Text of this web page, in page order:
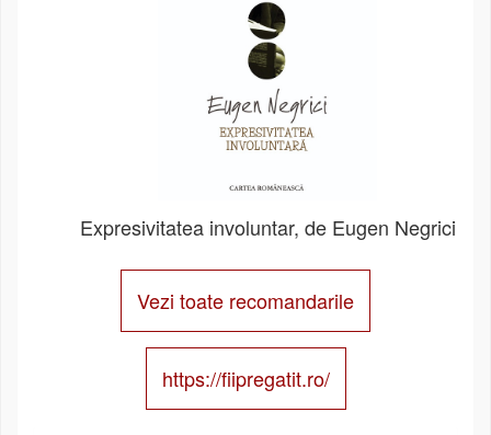
Expresivitatea involuntar, de Eugen Negrici
Vezi toate recomandarile
https://fiipregatit.ro/